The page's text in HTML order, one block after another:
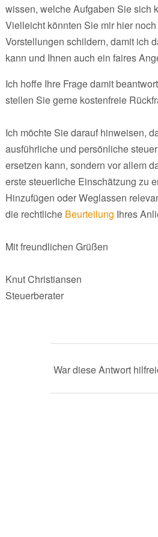
wissen, welche Aufgaben Sie sich
Vielleicht könnten Sie mir hier
Vorstellungen schildern, damit ich
kann und Ihnen auch ein faires
Ich hoffe Ihre Frage damit
stellen Sie gerne kostenfreie
Ich möchte Sie darauf hinweisen,
ausführliche und persönliche
ersetzen kann, sondern vor allem
erste steuerliche Einschätzung zu
Hinzufügen oder Weglassen
die rechtliche Beurteilung Ihres
Mit freundlichen Grüßen
Knut Christiansen
Steuerberater
War diese Antwort